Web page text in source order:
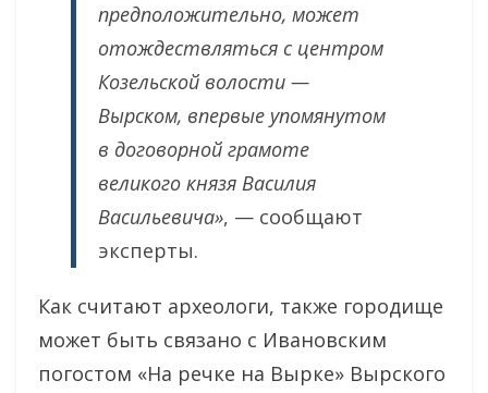
предположительно, может
отождествляться с центром
Козельской волости —
Вырском, впервые упомянутом
в договорной грамоте
великого князя Василия
Васильевича», — сообщают
эксперты.
Как считают археологи, также городище
может быть связано с Ивановским
погостом «На речке на Вырке» Вырского